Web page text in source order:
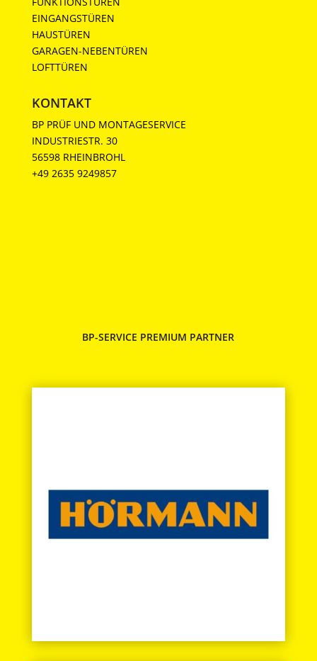
EINGANGSTÜREN
HAUSTÜREN
GARAGEN-NEBENTÜREN
LOFTTÜREN
KONTAKT
BP PRÜF UND MONTAGESERVICE
INDUSTRIESTR. 30
56598 RHEINBROHL
‎+49 2635 9249857
BP-SERVICE PREMIUM PARTNER